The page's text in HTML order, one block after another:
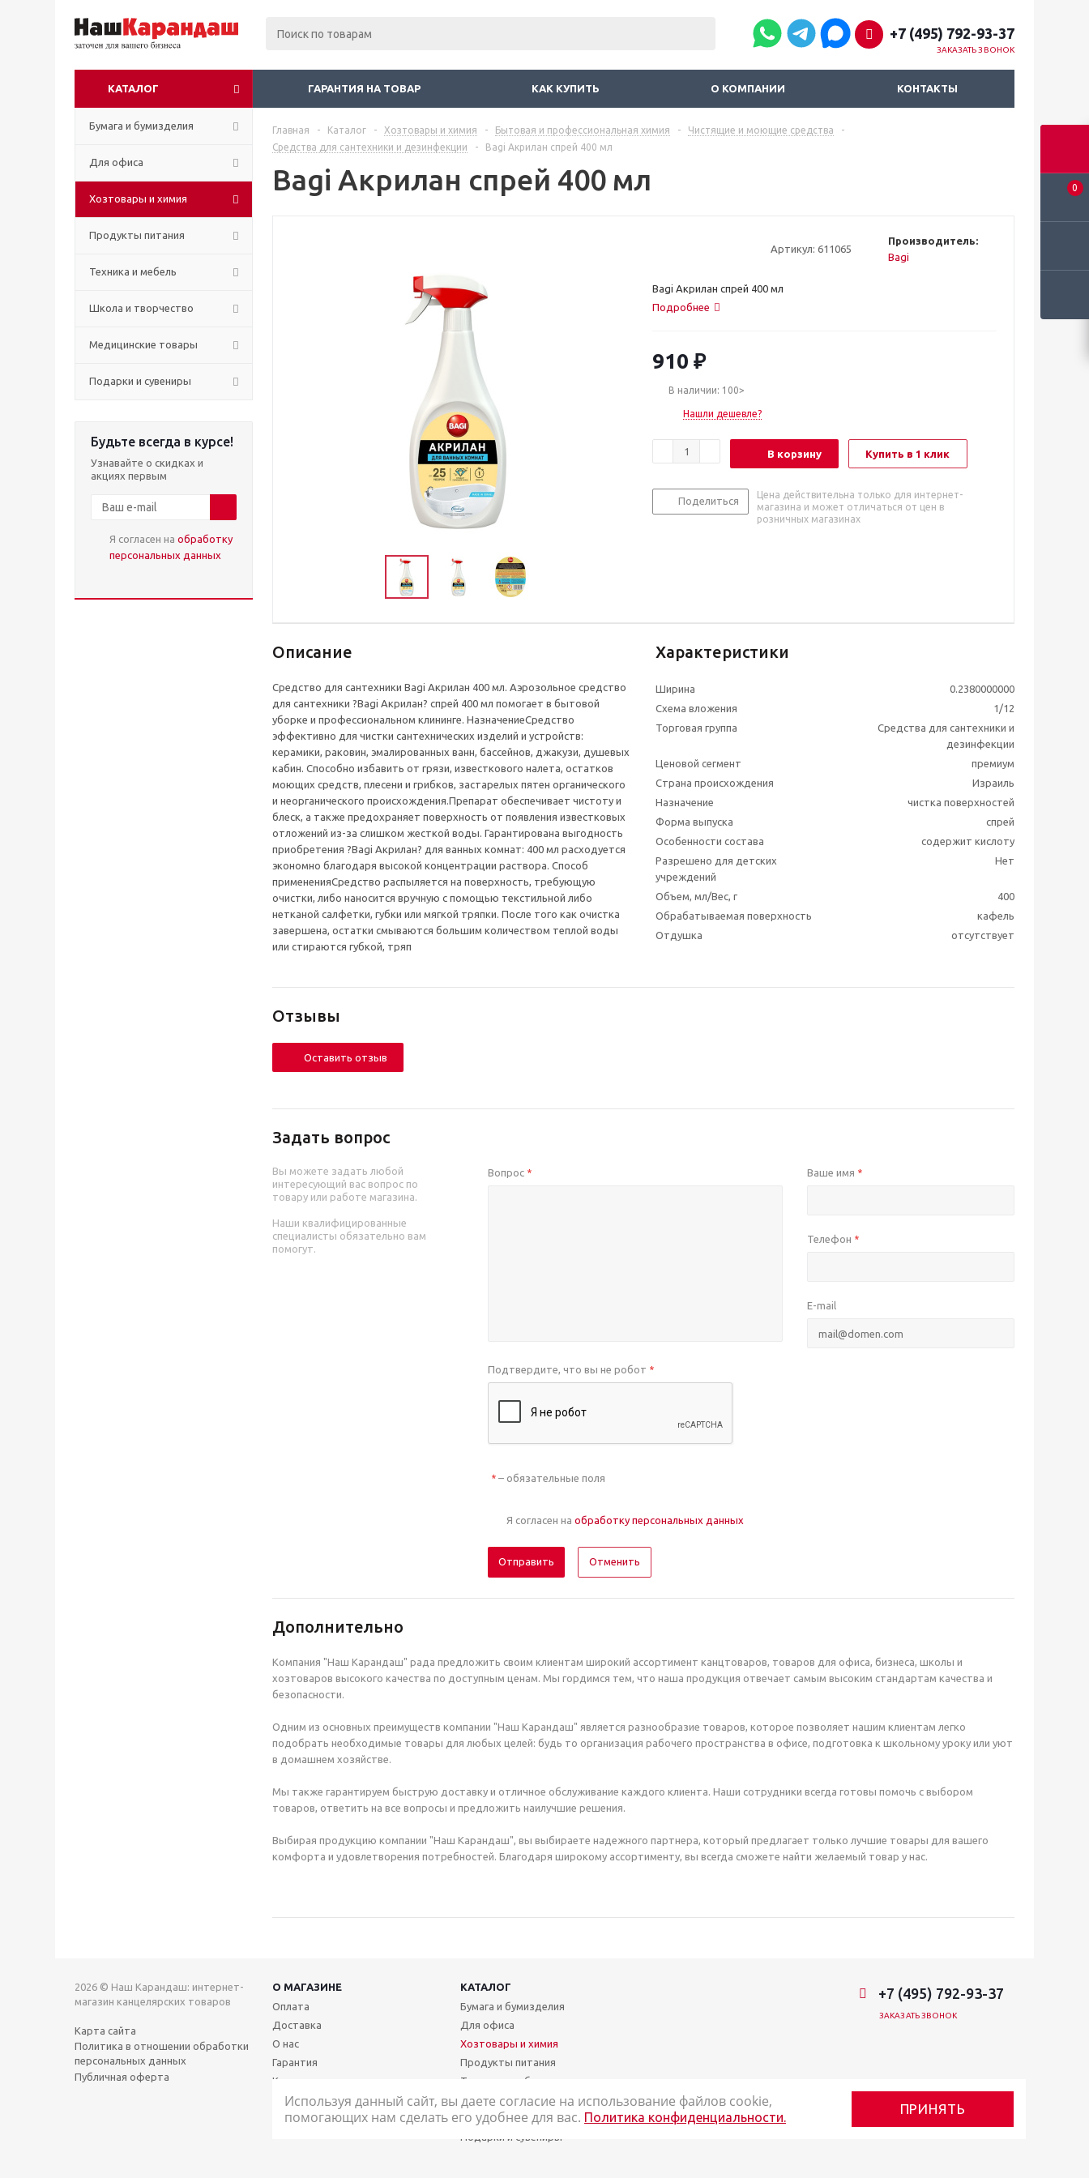
0
+7 (495) 792-93-37
ЗАКАЗАТЬ ЗВОНОК
КАТАЛОГ ГАРАНТИЯ НА ТОВАР КАК КУПИТЬ О КОМПАНИИ КОНТАКТЫ
Бумага и бумизделия
Для офиса
Хозтовары и химия
Продукты питания
Техника и мебель
Школа и творчество
Медицинские товары
Подарки и сувениры
Будьте всегда в курсе!
Узнавайте о скидках и
акциях первым
Я согласен на обработку
персональных данных
Главная - Каталог - Хозтовары и химия - Бытовая и профессиональная химия - Чистящие и моющие средства
-
Средства для сантехники и дезинфекции
- Bagi Акрилан спрей 400 мл
Bagi Акрилан спрей 400 мл
Артикул: 611065
Производитель:
Bagi
Bagi Акрилан спрей 400 мл
Подробнее
910 ₽
В наличии: 100>
Нашли дешевле?
В корзину Купить в 1 клик
Поделиться
Цена действительна только для интернет-
магазина и может отличаться от цен в
розничных магазинах
Описание
Средство для сантехники Bagi Акрилан 400 мл. Аэрозольное средство
для сантехники ?Bagi Акрилан? спрей 400 мл помогает в бытовой
уборке и профессиональном клининге. НазначениеСредство
эффективно для чистки сантехнических изделий и устройств:
керамики, раковин, эмалированных ванн, бассейнов, джакузи, душевых
кабин. Способно избавить от грязи, известкового налета, остатков
моющих средств, плесени и грибков, застарелых пятен органического
и неорганического происхождения.Препарат обеспечивает чистоту и
блеск, а также предохраняет поверхность от появления известковых
отложений из-за слишком жесткой воды. Гарантирована выгодность
приобретения ?Bagi Акрилан? для ванных комнат: 400 мл расходуется
экономно благодаря высокой концентрации раствора. Способ
примененияСредство распыляется на поверхность, требующую
очистки, либо наносится вручную с помощью текстильной либо
нетканой салфетки, губки или мягкой тряпки. После того как очистка
завершена, остатки смываются большим количеством теплой воды
или стираются губкой, тряп
Характеристики
Ширина
0.2380000000
Схема вложения
1/12
Торговая группа
Средства для сантехники и
дезинфекции
Ценовой сегмент
премиум
Страна происхождения
Израиль
Назначение
чистка поверхностей
Форма выпуска
спрей
Особенности состава
содержит кислоту
Разрешено для детских
учреждений
Нет
Объем, мл/Вес, г
400
Обрабатываемая поверхность
кафель
Отдушка
отсутствует
Отзывы
Оставить отзыв
Задать вопрос
Вы можете задать любой
интересующий вас вопрос по
товару или работе магазина.
Наши квалифицированные
специалисты обязательно вам
помогут.
Вопрос * Ваше имя *
Телефон *
E-mail
Подтвердите, что вы не робот *
*– обязательные поля
Я согласен на обработку персональных данных
Отменить
Дополнительно
Компания "Наш Карандаш" рада предложить своим клиентам широкий ассортимент канцтоваров, товаров для офиса, бизнеса, школы и
хозтоваров высокого качества по доступным ценам. Мы гордимся тем, что наша продукция отвечает самым высоким стандартам качества и
безопасности.
Одним из основных преимуществ компании "Наш Карандаш" является разнообразие товаров, которое позволяет нашим клиентам легко
подобрать необходимые товары для любых целей: будь то организация рабочего пространства в офисе, подготовка к школьному уроку или уют
в домашнем хозяйстве.
Мы также гарантируем быструю доставку и отличное обслуживание каждого клиента. Наши сотрудники всегда готовы помочь с выбором
товаров, ответить на все вопросы и предложить наилучшие решения.
Выбирая продукцию компании "Наш Карандаш", вы выбираете надежного партнера, который предлагает только лучшие товары для вашего
комфорта и удовлетворения потребностей. Благодаря широкому ассортименту, вы всегда сможете найти желаемый товар у нас.
2026 © Наш Карандаш: интернет-
магазин канцелярских товаров
Карта сайта
Политика в отношении обработки
персональных данных
Публичная оферта
О МАГАЗИНЕ
КАТАЛОГ
Оплата
Доставка
О нас
Гарантия
Контакты
Бумага и бумизделия
Для офиса
Хозтовары и химия
Продукты питания
Техника и мебель
Школа и творчество
Медицинские товары
Подарки и сувениры
+7 (495) 792-93-37
ЗАКАЗАТЬ ЗВОНОК
Используя данный сайт, вы даете согласие на использование файлов cookie,
помогающих нам сделать его удобнее для вас. Политика конфиденциальности.
ПРИНЯТЬ